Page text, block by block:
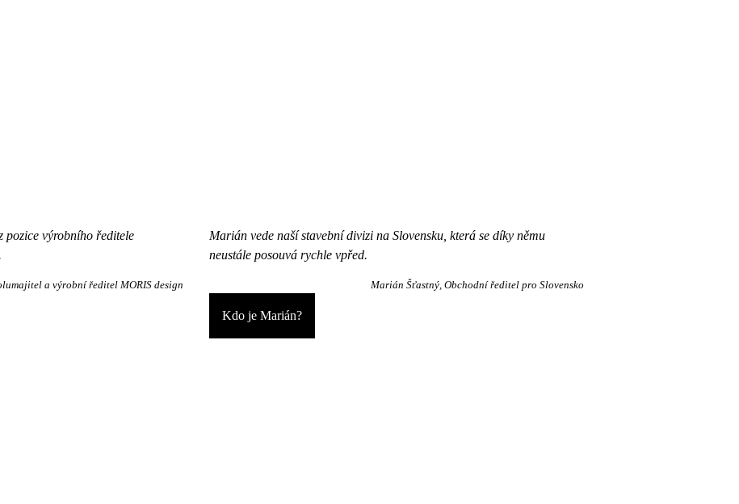
pozice výrobního ředitele
a výrobní ředitel MORIS design
Marián vede naší stavební divizi na Slovensku, která se díky němu
neustále posouvá rychle vpřed.
Marián Šťastný Obchodní ředitel pro Slovensko
Kdo je Marián?